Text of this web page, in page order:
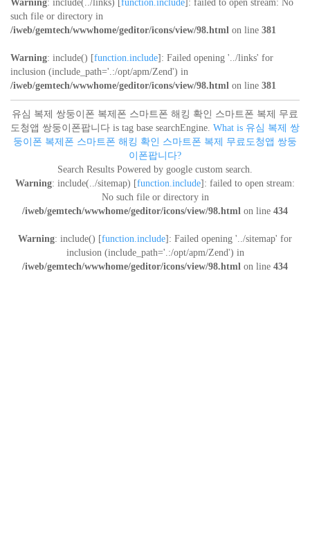
Warning: include(../links) [function.include]: failed to open stream: No
such file or directory in
/iweb/gemtech/wwwhome/geditor/icons/view/98.html on line 381
Warning: include() [function.include]: Failed opening '../links' for
inclusion (include_path='.:/opt/apm/Zend') in
/iweb/gemtech/wwwhome/geditor/icons/view/98.html on line 381
유심 복제 쌍둥이폰 복제폰 스마트폰 해킹 확인 스마트폰 복제 무료
도청앱 쌍둥이폰팝니다 is tag base searchEngine. What is 유심 복제 쌍
둥이폰 복제폰 스마트폰 해킹 확인 스마트폰 복제 무료도청앱 쌍둥
이폰팝니다?
Search Results Powered by google custom search.
Warning: include(../sitemap) [function.include]: failed to open stream:
No such file or directory in
/iweb/gemtech/wwwhome/geditor/icons/view/98.html on line 434
Warning: include() [function.include]: Failed opening '../sitemap' for
inclusion (include_path='.:/opt/apm/Zend') in
/iweb/gemtech/wwwhome/geditor/icons/view/98.html on line 434